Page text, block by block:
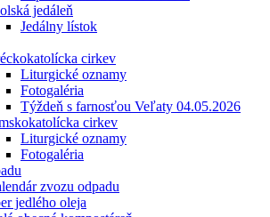
jedáleň
Jedálny lístok
cirkev
Liturgické oznamy
Fotogaléria
Týždeň s farnosťou Veľaty 04.05.2026
cirkev
Liturgické oznamy
Fotogaléria
zvozu odpadu
jedlého oleja